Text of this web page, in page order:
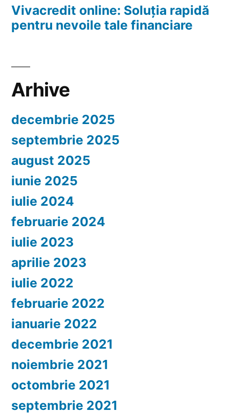
Vivacredit online: Soluția rapidă
pentru nevoile tale financiare
Arhive
decembrie 2025
septembrie 2025
august 2025
iunie 2025
iulie 2024
februarie 2024
iulie 2023
aprilie 2023
iulie 2022
februarie 2022
ianuarie 2022
decembrie 2021
noiembrie 2021
octombrie 2021
septembrie 2021